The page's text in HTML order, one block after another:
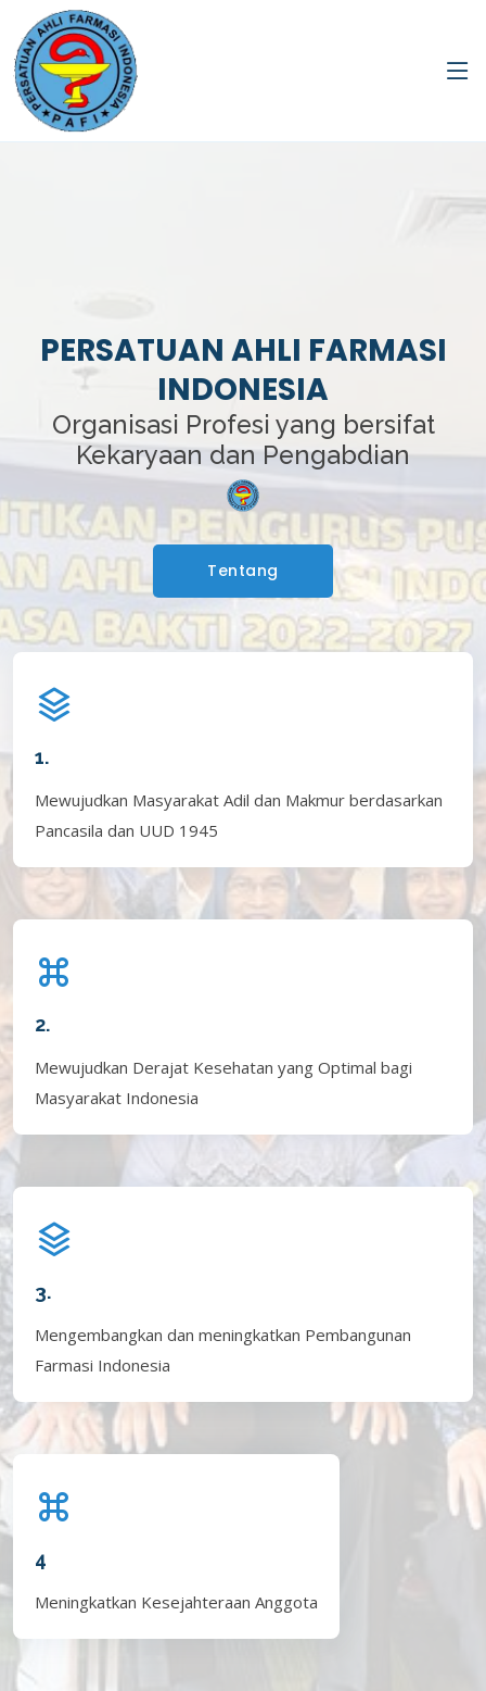
PERSATUAN AHLI FARMASI
INDONESIA
Organisasi Profesi yang bersifat
Kekaryaan dan Pengabdian
Tentang
1.
Mewujudkan Masyarakat Adil dan Makmur berdasarkan
Pancasila dan UUD 1945
2.
Mewujudkan Derajat Kesehatan yang Optimal bagi
Masyarakat Indonesia
3.
Mengembangkan dan meningkatkan Pembangunan
Farmasi Indonesia
4
Meningkatkan Kesejahteraan Anggota